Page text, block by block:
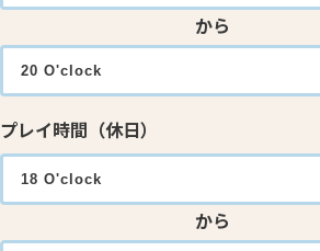
から
プレイ時間（休日）
から